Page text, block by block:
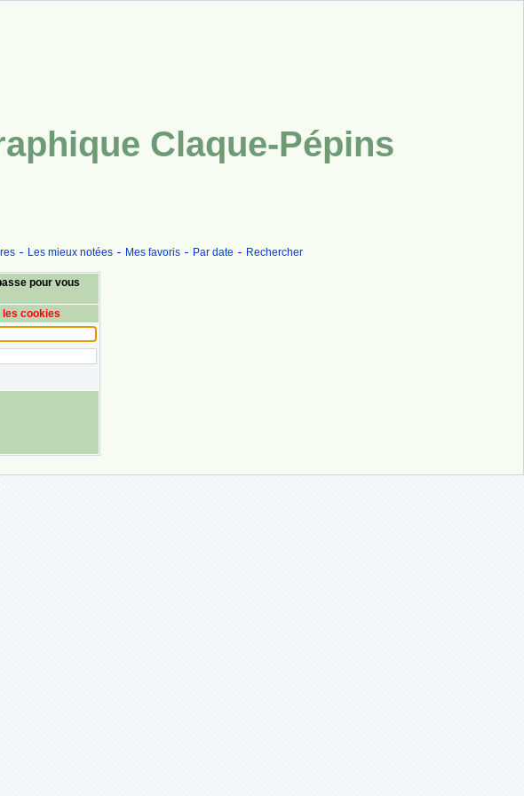
Claque-Pépins
Les mieux notées Mes favoris Par date Rechercher
pour vous
cookies